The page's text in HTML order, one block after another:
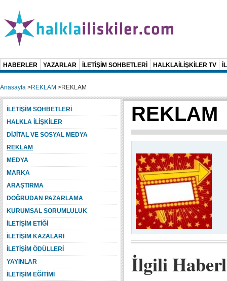
HABERLER YAZARLAR İLETİŞİM SOHBETLERİ HALKLAİLİŞKİLER TV
Anasayfa >REKLAM >REKLAM
REKLAM
İlgili
İLETİŞİM SOHBETLERİ
HALKLA İLİŞKİLER
DİJİTAL VE SOSYAL MEDYA
REKLAM
MEDYA
MARKA
ARAŞTIRMA
DOĞRUDAN PAZARLAMA
KURUMSAL SORUMLULUK
İLETİŞİM ETİĞİ
İLETİŞİM KAZALARI
İLETİŞİM ÖDÜLLERİ
YAYINLAR
İLETİŞİM EĞİTİMİ